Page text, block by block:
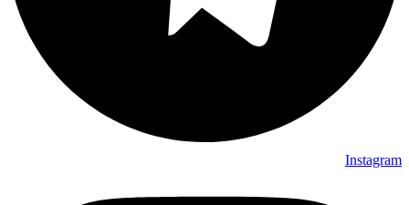
Instagram